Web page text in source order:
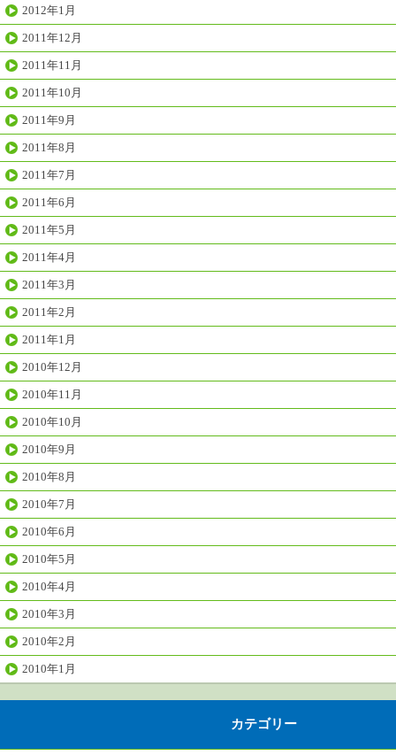
2012年1月
2011年12月
2011年11月
2011年10月
2011年9月
2011年8月
2011年7月
2011年6月
2011年5月
2011年4月
2011年3月
2011年2月
2011年1月
2010年12月
2010年11月
2010年10月
2010年9月
2010年8月
2010年7月
2010年6月
2010年5月
2010年4月
2010年3月
2010年2月
2010年1月
カテゴリー